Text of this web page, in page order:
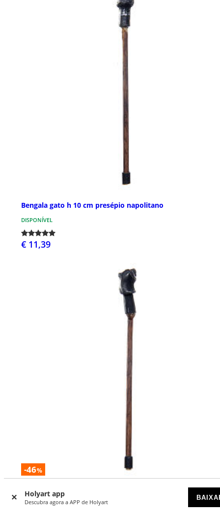
Holyart app
Descubra agora a APP de Holyart
Bengala gato h 10 cm presépio napolitano
DISPONÍVEL
€ 11,39
-46%
Bengala lião h 10 cm presépio napolitano
DISPONÍVEL